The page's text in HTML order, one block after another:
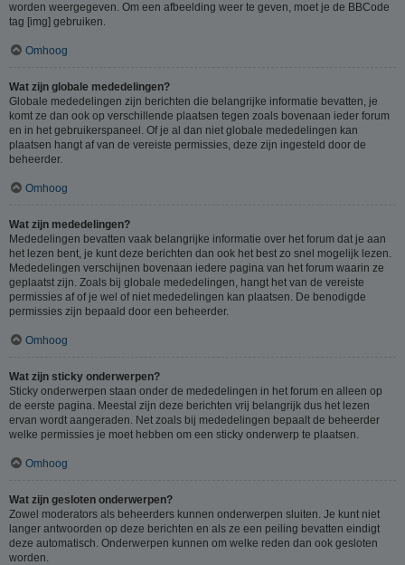
worden weergegeven. Om een afbeelding weer te geven, moet je de BBCode
tag [img] gebruiken.
Omhoog
Wat zijn globale mededelingen?
Globale mededelingen zijn berichten die belangrijke informatie bevatten, je
komt ze dan ook op verschillende plaatsen tegen zoals bovenaan ieder forum
en in het gebruikerspaneel. Of je al dan niet globale mededelingen kan
plaatsen hangt af van de vereiste permissies, deze zijn ingesteld door de
beheerder.
Omhoog
Wat zijn mededelingen?
Mededelingen bevatten vaak belangrijke informatie over het forum dat je aan
het lezen bent, je kunt deze berichten dan ook het best zo snel mogelijk lezen.
Mededelingen verschijnen bovenaan iedere pagina van het forum waarin ze
geplaatst zijn. Zoals bij globale mededelingen, hangt het van de vereiste
permissies af of je wel of niet mededelingen kan plaatsen. De benodigde
permissies zijn bepaald door een beheerder.
Omhoog
Wat zijn sticky onderwerpen?
Sticky onderwerpen staan onder de mededelingen in het forum en alleen op
de eerste pagina. Meestal zijn deze berichten vrij belangrijk dus het lezen
ervan wordt aangeraden. Net zoals bij mededelingen bepaalt de beheerder
welke permissies je moet hebben om een sticky onderwerp te plaatsen.
Omhoog
Wat zijn gesloten onderwerpen?
Zowel moderators als beheerders kunnen onderwerpen sluiten. Je kunt niet
langer antwoorden op deze berichten en als ze een peiling bevatten eindigt
deze automatisch. Onderwerpen kunnen om welke reden dan ook gesloten
worden.